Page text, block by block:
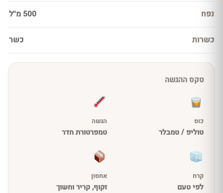
נפח 500 מ''ל
כשרות כשר
טקס ההגשה
כוס
טוליפ / טמבלר
הגשה
טמפרטורת חדר
קרח
לפי טעם
אחסון
זקוף, קריר וחשוך